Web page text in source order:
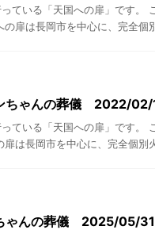
ている「天国への扉」です。
の扉は長岡市を中心に、完全個
ちゃんの葬儀 2022/02/
ている「天国への扉」です。
扉は長岡市を中心に、完全個別
ゃんの葬儀 2025/05/31